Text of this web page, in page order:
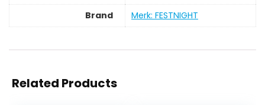
Brand Merk: FESTNIGHT
Related Products